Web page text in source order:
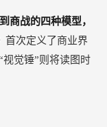
战的四种模型，
首次定义了商业界
觉锤”则将读图时